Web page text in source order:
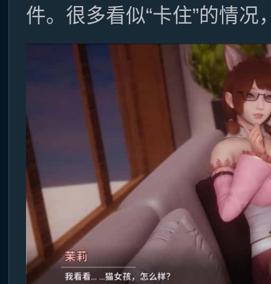
件。很多看似“卡住”的情